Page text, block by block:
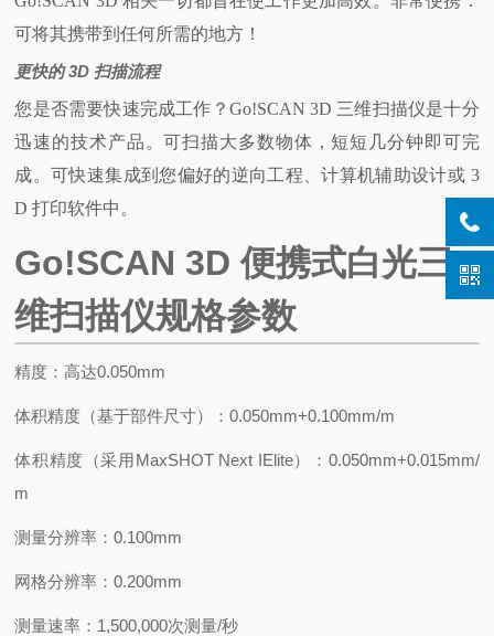
可将其携带到任何所需的地方！
更快的 3D 扫描流程
您是否需要快速完成工作？Go!SCAN 3D 三维扫描仪是十分
迅速的技术产品。可扫描大多数物体，短短几分钟即可完
成。可快速集成到您偏好的逆向工程、计算机辅助设计或 3
D 打印软件中。
Go!SCAN 3D 便携式白光三
维扫描仪规格参数
精度：高达0.050mm
体积精度（基于部件尺寸）：0.050mm+0.100mm/m
体积精度（采用MaxSHOT Next IElite）：0.050mm+0.015mm/
m
测量分辨率：0.100mm
网格分辨率：0.200mm
测量速率：1,500,000次测量/秒